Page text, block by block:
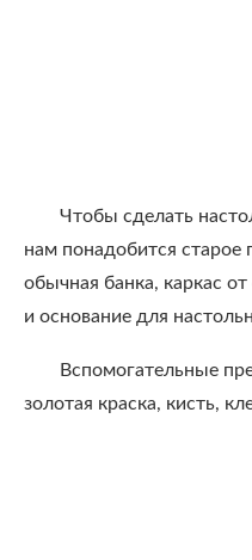
Чтобы сделать
нам понадобится старое
обычная банка, каркас
и основание для
Вспомогательные
золотая краска, кисть,